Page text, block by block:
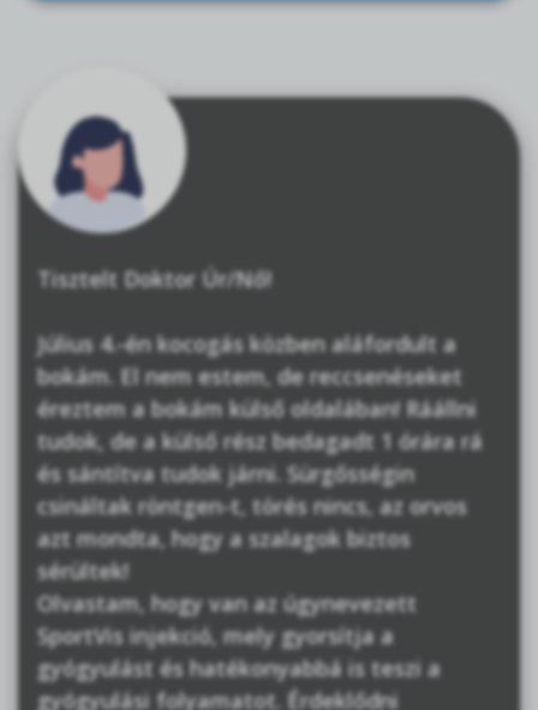
Tisztelt Doktor Úr/Nő!
Július 4.-én kocogás közben aláfordult a
bokám. El nem estem, de reccsenéseket
éreztem a bokám külső oldalában! Ráállni
tudok, de a külső rész bedagadt 1 órára rá
és sántítva tudok járni. Sürgősségin
csináltak röntgen-t, törés nincs, az orvos
azt mondta, hogy a szalagok biztos
sérültek!
Olvastam, hogy van az úgynevezett
SportVis injekció, mely gyorsítja a
gyógyulást és hatékonyabbá is teszi a
gyógyulási folyamatot. Érdeklődni